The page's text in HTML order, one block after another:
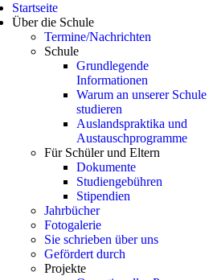
Startseite
Über die Schule
Termine/Nachrichten
Schule
Grundlegende
Informationen
Warum an unserer Schule
studieren
Auslandspraktika und
Austauschprogramme
Für Schüler und Eltern
Dokumente
Studiengebühren
Stipendien
Jahrbücher
Fotogalerie
Sie schrieben über uns
Gefördert durch
Projekte